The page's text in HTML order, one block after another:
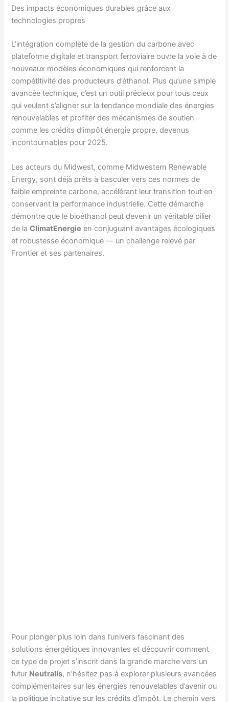
Des impacts économiques durables grâce aux
technologies propres
L’intégration complète de la gestion du carbone avec
plateforme digitale et transport ferroviaire ouvre la voie à de
nouveaux modèles économiques qui renforcent la
compétitivité des producteurs d’éthanol. Plus qu’une simple
avancée technique, c’est un outil précieux pour tous ceux
qui veulent s’aligner sur la tendance mondiale des énergies
renouvelables et profiter des mécanismes de soutien
comme les crédits d’impôt énergie propre, devenus
incontournables pour 2025.
Les acteurs du Midwest, comme Midwestern Renewable
Energy, sont déjà prêts à basculer vers ces normes de
faible empreinte carbone, accélérant leur transition tout en
conservant la performance industrielle. Cette démarche
démontre que le bioéthanol peut devenir un véritable pilier
de laClimatEnergie en conjuguant avantages écologiques
et robustesse économique — un challenge relevé par
Frontier et ses partenaires.
Pour plonger plus loin dans l’univers fascinant des
solutions énergétiques innovantes et découvrir comment
ce type de projet s’inscrit dans la grande marche vers un
futur Neutralis, n’hésitez pas à explorer plusieurs avancées
complémentaires sur les énergies renouvelables d’avenir ou
la politique incitative sur les crédits d’impôt. Le chemin vers